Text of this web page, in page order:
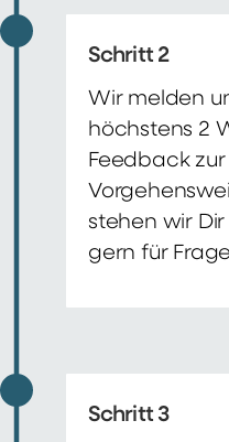
Schritt 2
Wir melden
höchstens 2
Feedback
stehen wir
gern für
Schritt 3